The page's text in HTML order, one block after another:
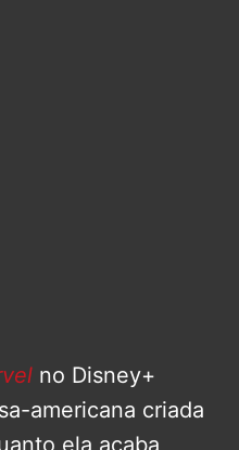
no Disney+
americana criada
ela acaba